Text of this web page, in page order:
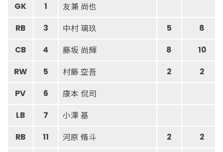
GK 1 友兼 尚也
RB 3 中村 璃玖 5 8
CB 4 藤坂 尚輝 8 10
RW 5 村藤 空吾 2 2
PV 6 康本 侃司
LB 7 小澤 基
RB 11 河原 脩斗 2 2